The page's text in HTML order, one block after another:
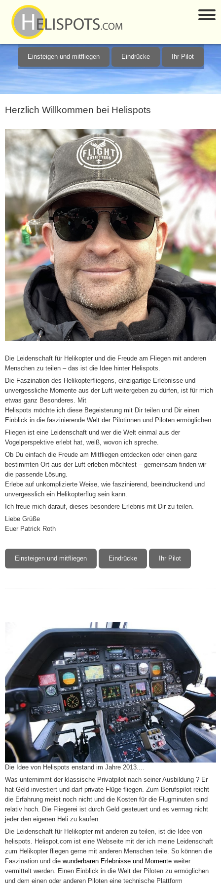
Einsteigen und mitfliegen Eindrücke Ihr Pilot
Herzlich Willkommen bei Helispots
Die Leidenschaft für Helikopter und die Freude am Fliegen mit anderen
Menschen zu teilen – das ist die Idee hinter Helispots.
Die Faszination des Helikopterfliegens, einzigartige Erlebnisse und
unvergessliche Momente aus der Luft weitergeben zu dürfen, ist für mich
etwas ganz Besonderes. Mit
Helispots möchte ich diese Begeisterung mit Dir teilen und Dir einen
Einblick in die faszinierende Welt der Pilotinnen und Piloten ermöglichen.
Fliegen ist eine Leidenschaft und wer die Welt einmal aus der
Vogelperspektive erlebt hat, weiß, wovon ich spreche.
Ob Du einfach die Freude am Mitfliegen entdecken oder einen ganz
bestimmten Ort aus der Luft erleben möchtest – gemeinsam finden wir
die passende Lösung.
Erlebe auf unkomplizierte Weise, wie faszinierend, beeindruckend und
unvergesslich ein Helikopterflug sein kann.
Ich freue mich darauf, dieses besondere Erlebnis mit Dir zu teilen.
Liebe Grüße
Euer Patrick Roth
Einsteigen und mitfliegen Eindrücke Ihr Pilot
Die Idee von Helispots enstand im Jahre 2013....
Was unternimmt der klassische Privatpilot nach seiner Ausbildung ? Er
hat Geld investiert und darf private Flüge fliegen. Zum Berufspilot reicht
die Erfahrung meist noch nicht und die Kosten für die Flugminuten sind
relativ hoch. Die Fliegerei ist durch Geld gesteuert und es vermag nicht
jeder den eigenen Heli zu kaufen.
Die Leidenschaft für Helikopter mit anderen zu teilen, ist die Idee von
helispots. Helispot.com ist eine Webseite mit der ich meine Leidenschaft
zum Helikopter fliegen gerne mit anderen Menschen teile. So können die
Faszination und die wunderbaren Erlebnisse und Momente weiter
vermittelt werden. Einen Einblick in die Welt der Piloten zu ermöglichen
und dem einen oder anderen Piloten eine technische Plattform